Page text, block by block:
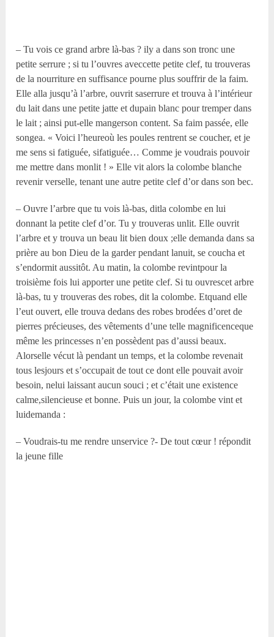
– Tu vois ce grand arbre là-bas ? ily a dans son tronc une
petite serrure ; si tu l’ouvres aveccette petite clef, tu trouveras
de la nourriture en suffisance pourne plus souffrir de la faim.
Elle alla jusqu’à l’arbre, ouvrit saserrure et trouva à l’intérieur
du lait dans une petite jatte et dupain blanc pour tremper dans
le lait ; ainsi put-elle mangerson content. Sa faim passée, elle
songea. « Voici l’heureoù les poules rentrent se coucher, et je
me sens si fatiguée, sifatiguée… Comme je voudrais pouvoir
me mettre dans monlit ! » Elle vit alors la colombe blanche
revenir verselle, tenant une autre petite clef d’or dans son bec.
– Ouvre l’arbre que tu vois là-bas, ditla colombe en lui
donnant la petite clef d’or. Tu y trouveras unlit. Elle ouvrit
l’arbre et y trouva un beau lit bien doux ;elle demanda dans sa
prière au bon Dieu de la garder pendant lanuit, se coucha et
s’endormit aussitôt. Au matin, la colombe revintpour la
troisième fois lui apporter une petite clef. Si tu ouvrescet arbre
là-bas, tu y trouveras des robes, dit la colombe. Etquand elle
l’eut ouvert, elle trouva dedans des robes brodées d’oret de
pierres précieuses, des vêtements d’une telle magnificenceque
même les princesses n’en possèdent pas d’aussi beaux.
Alorselle vécut là pendant un temps, et la colombe revenait
tous lesjours et s’occupait de tout ce dont elle pouvait avoir
besoin, nelui laissant aucun souci ; et c’était une existence
calme,silencieuse et bonne. Puis un jour, la colombe vint et
luidemanda :
– Voudrais-tu me rendre unservice ?- De tout cœur ! répondit
la jeune fille